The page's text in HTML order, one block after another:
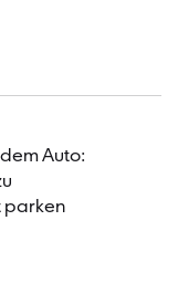
Auto:
parken